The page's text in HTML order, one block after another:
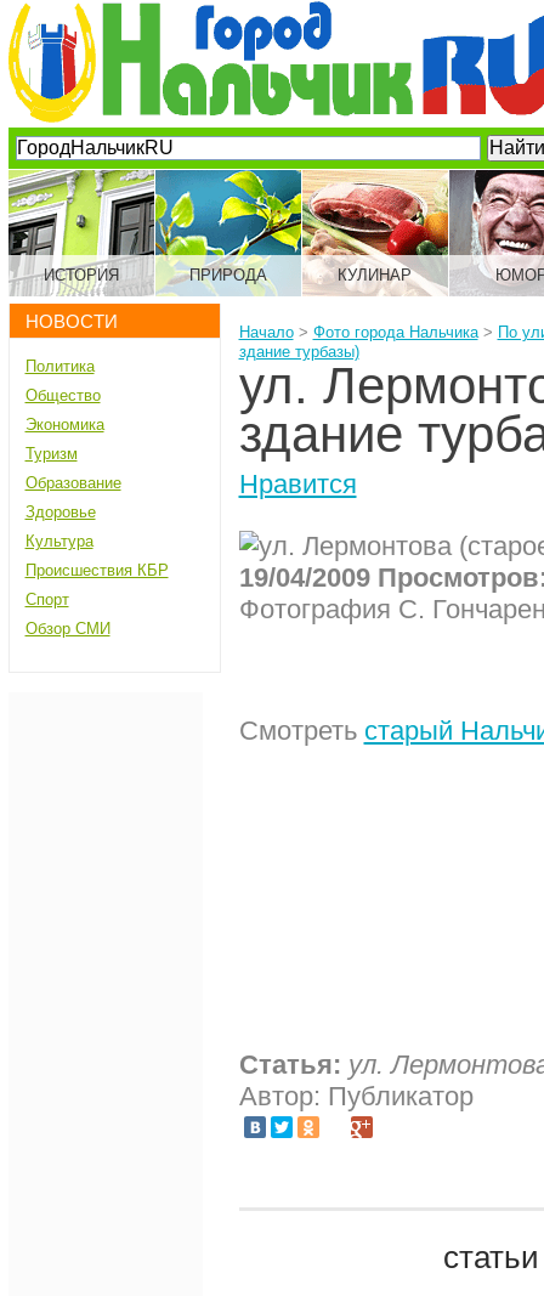
ИСТОРИЯ ПРИРОДА КУЛИНАР
НОВОСТИ
Политика
Общество
Экономика
Туризм
Образование
Здоровье
Культура
Происшествия КБР
Спорт
Обзор СМИ
Начало> Фото города Нальчика> По
здание турбазы)
ул.
здание
Нравится
19/04/2009
Фотография С.
Смотреть старый
Статья: ул.
Автор: Публикатор